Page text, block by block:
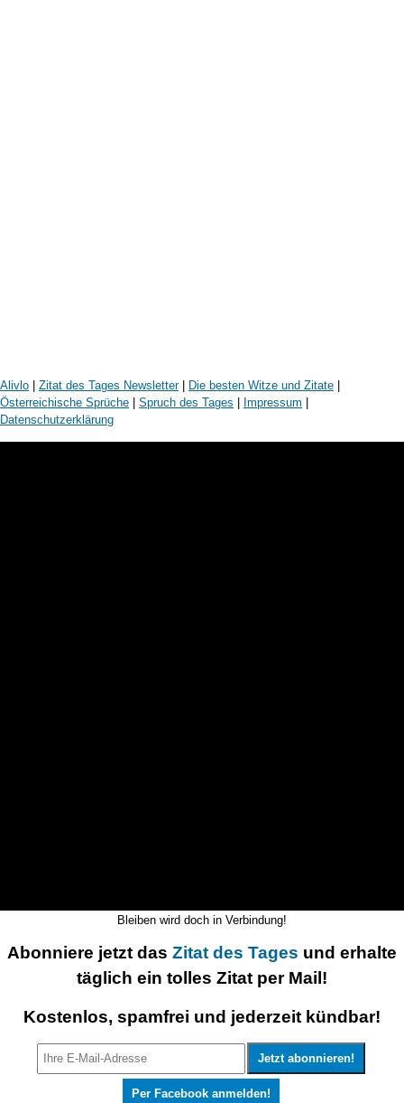
Alivlo Zitat des Tages Newsletter| Die besten Witze und Zitate
Österreichische Sprüche
Spruch des Tages Impressum
Datenschutzerklärung
Bleiben wird doch in Verbindung!
Abonniere jetzt das Zitat des Tages und erhalte
täglich ein tolles Zitat per Mail!
Kostenlos, spamfrei und jederzeit kündbar!
Per Facebook anmelden!